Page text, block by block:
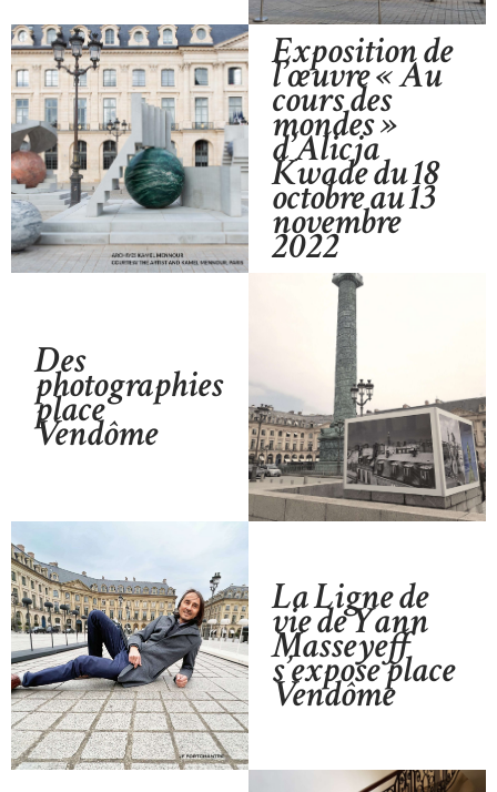
Exposition de
l’œuvre « Au
cours des
mondes »
d’Alicja
Kwade du 18
octobre au 13
novembre
2022
Des
photographies
place
Vendôme
La Ligne de
vie de Yann
Masseyeff
s’expose place
Vendôme